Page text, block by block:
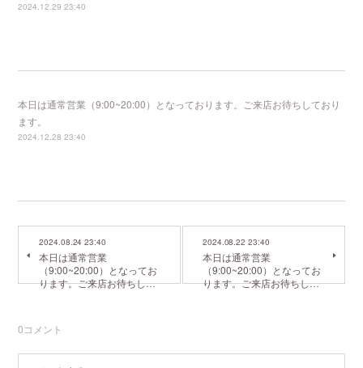
2024.12.29 23:40
本日は通常営業（9:00~20:00）となっております。ご来店お待ちしており
ます。
2024.12.28 23:40
2024.08.24 23:40
本日は通常営業
（9:00~20:00）となってお
ります。ご来店お待ちし…
2024.08.22 23:40
本日は通常営業
（9:00~20:00）となってお
ります。ご来店お待ちし…
0コメント